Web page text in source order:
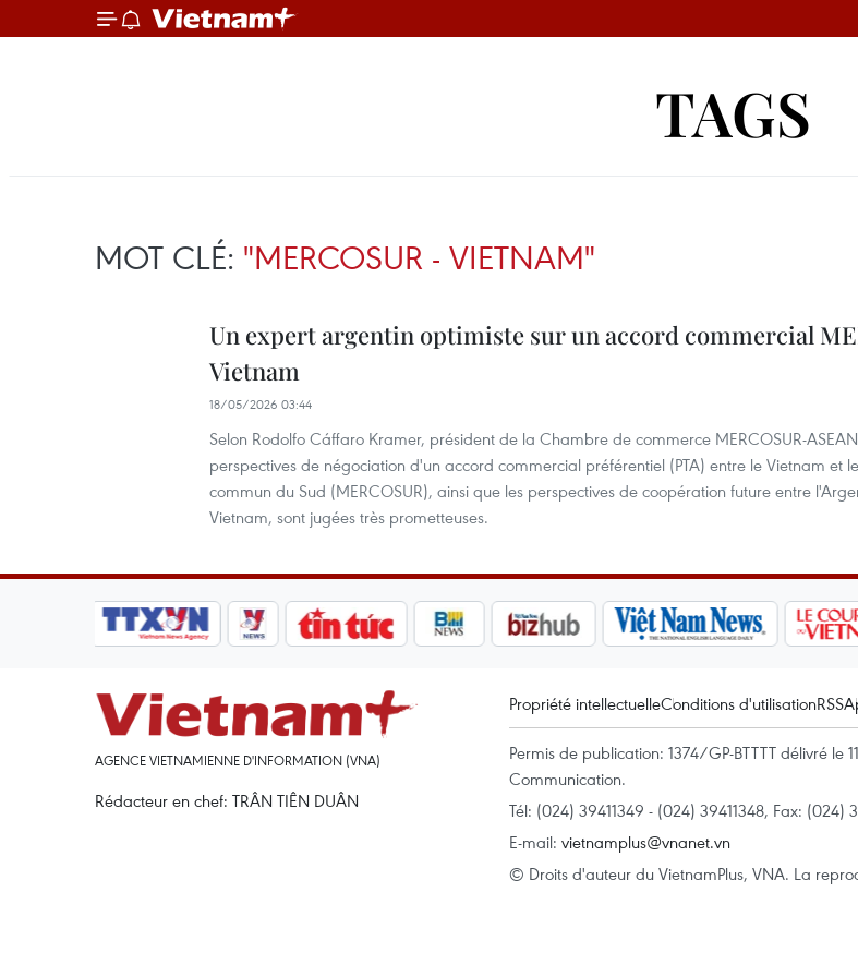
TAGS
MOT CLÉ: "MERCOSUR - VIETNAM"
Un expert argentin optimiste sur un accord commercial
Vietnam
18/05/2026 03:44
Selon Rodolfo Cáffaro Kramer, président de la Chambre de commerce MERCOSUR-
perspectives de négociation d'un accord commercial préférentiel (PTA) entre le Vietnam et
commun du Sud (MERCOSUR), ainsi que les perspectives de coopération future entre
Vietnam, sont jugées très prometteuses.
AGENCE VIETNAMIENNE D'INFORMATION (VNA)
Rédacteur en chef: TRÂN TIÊN DUÂN
Propriété intellectuelleConditions d'utilisationRSS
Permis de publication: 1374/GP-BTTTT délivré
Communication.
Tél: (024) 39411349 - (024) 39411348, Fax: (024)
E-mail: vietnamplus@vnanet.vn
© Droits d'auteur du VietnamPlus, VNA. La